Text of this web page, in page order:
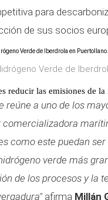
para
de sus socios
Verde de
reducir las emisiones de
reúne a uno de los
comercializadora
como este puedan
verde más
de los procesos y la
afirma Millán